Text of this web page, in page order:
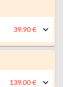
39.90 €
139.00 €